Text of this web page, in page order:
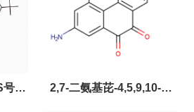
2,7-二氨基芘-4,5,9,10-四